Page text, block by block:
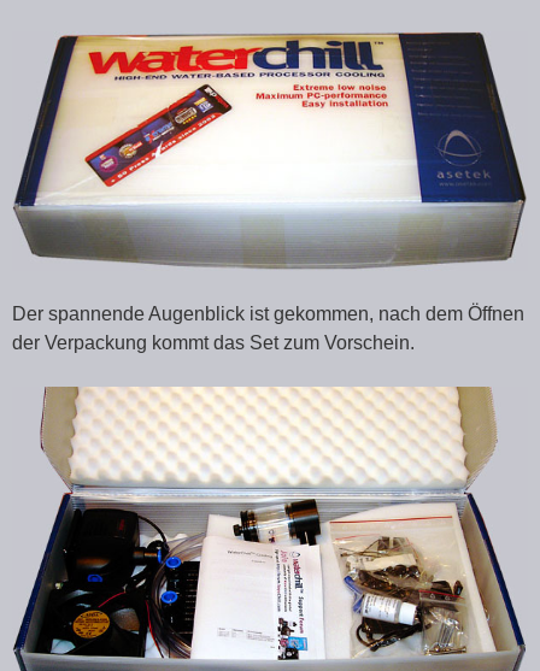
Der spannende Augenblick ist gekommen, nach dem Öffnen
der Verpackung kommt das Set zum Vorschein.